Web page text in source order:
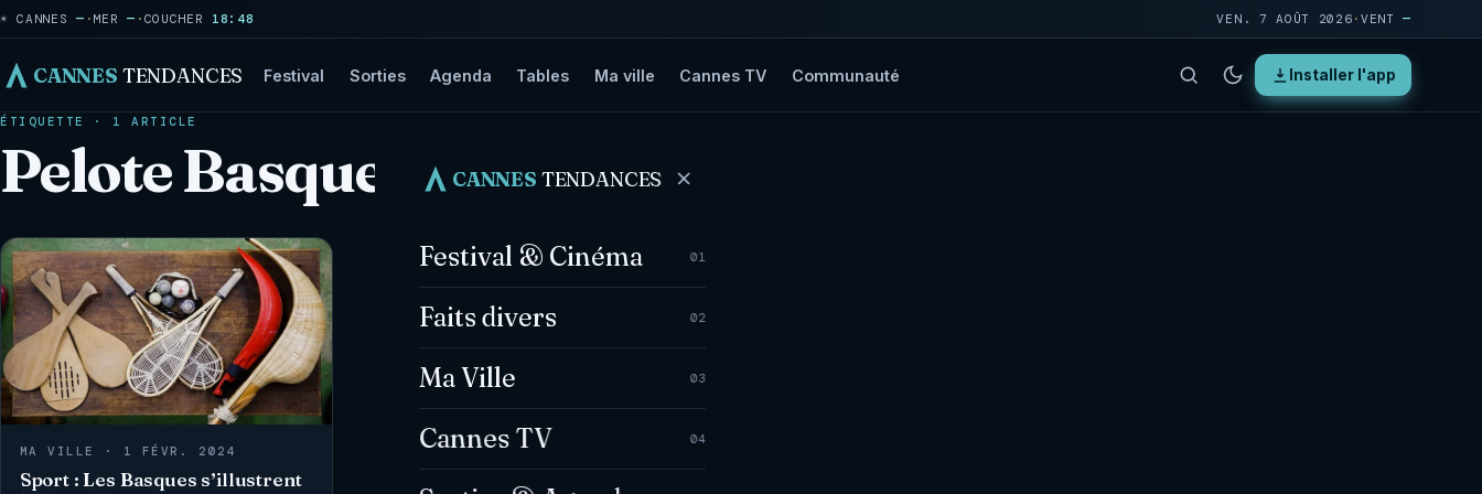
☀ CANNES— · MER— · COUCHER 18:48 VEN. 7 AOÛT 2026 · VENT—
CANNES TENDANCES Festival Sorties Agenda Tables Ma ville Cannes TV Communauté Installer l'app
CANNES TENDANCES
Festival & Cinéma 01
Faits divers 02
Ma Ville 03
Cannes TV 04
ÉTIQUETTE · 1 ARTICLE
Pelote Basque
MA VILLE · 1 FÉVR. 2024
Sport : Les Basques s’illustrent